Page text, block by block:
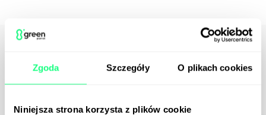
Zgoda Szczegóły O plikach cookies
Niniejsza strona korzysta z plików cookie